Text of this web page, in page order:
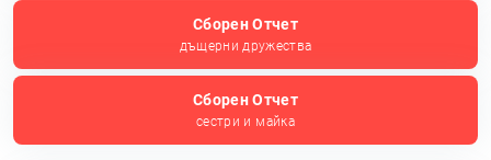
Сборен Отчет
дъщерни дружества
Сборен Отчет
сестри и майка